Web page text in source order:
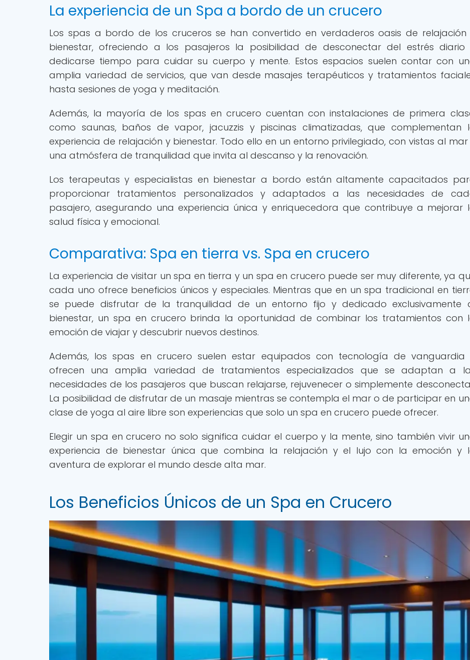
La experiencia de un Spa a bordo de un crucero
Los spas a bordo de los cruceros se han convertido en verdaderos oasis de relajación
bienestar, ofreciendo a los pasajeros la posibilidad de desconectar del estrés diario
dedicarse tiempo para cuidar su cuerpo y mente. Estos espacios suelen contar con
amplia variedad de servicios, que van desde masajes terapéuticos y tratamientos
hasta sesiones de yoga y meditación.
Además, la mayoría de los spas en crucero cuentan con instalaciones de primera
como saunas, baños de vapor, jacuzzis y piscinas climatizadas, que complementan
experiencia de relajación y bienestar. Todo ello en un entorno privilegiado, con vistas al
una atmósfera de tranquilidad que invita al descanso y la renovación.
Los terapeutas y especialistas en bienestar a bordo están altamente capacitados
proporcionar tratamientos personalizados y adaptados a las necesidades de
pasajero, asegurando una experiencia única y enriquecedora que contribuye a mejorar
salud física y emocional.
Comparativa: Spa en tierra vs. Spa en crucero
La experiencia de visitar un spa en tierra y un spa en crucero puede ser muy diferente, ya
cada uno ofrece beneficios únicos y especiales. Mientras que en un spa tradicional en
se puede disfrutar de la tranquilidad de un entorno fijo y dedicado exclusivamente
bienestar, un spa en crucero brinda la oportunidad de combinar los tratamientos con
emoción de viajar y descubrir nuevos destinos.
Además, los spas en crucero suelen estar equipados con tecnología de vanguardia
ofrecen una amplia variedad de tratamientos especializados que se adaptan a
necesidades de los pasajeros que buscan relajarse, rejuvenecer o simplemente
La posibilidad de disfrutar de un masaje mientras se contempla el mar o de participar en
clase de yoga al aire libre son experiencias que solo un spa en crucero puede ofrecer.
Elegir un spa en crucero no solo significa cuidar el cuerpo y la mente, sino también vivir
experiencia de bienestar única que combina la relajación y el lujo con la emoción y
aventura de explorar el mundo desde alta mar.
Los Beneficios Únicos de un Spa en Crucero